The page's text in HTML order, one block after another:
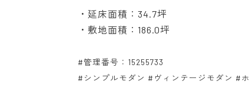
・延床面積：34.7坪
・敷地面積：186.0坪
#管理番号：15255733
#シンプルモダン #ヴィンテージモダン #